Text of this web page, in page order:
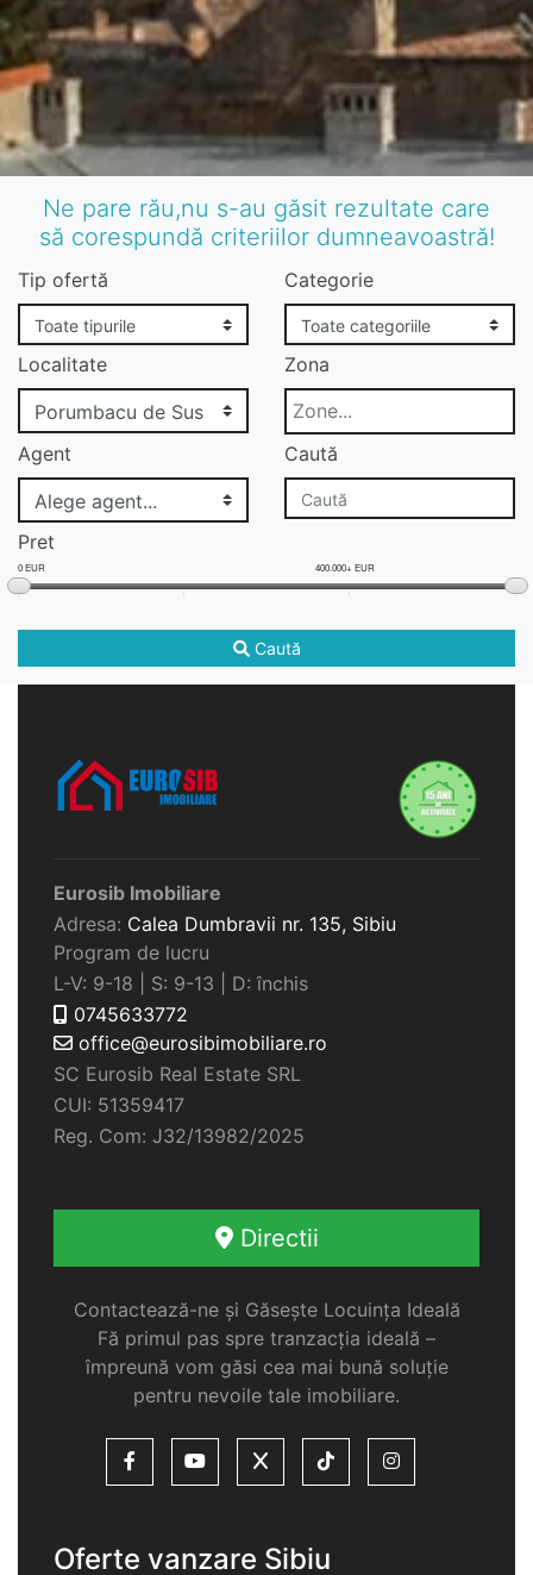
Ne pare rău,nu s-au găsit rezultate care
să corespundă criteriilor dumneavoastră!
Tip ofertă Categorie
Localitate Zona
Agent Caută
Pret
0 EUR 400.000+ EUR
Caută
Eurosib Imobiliare
Adresa: Calea Dumbravii nr. 135, Sibiu
Program de lucru
L-V: 9-18 | S: 9-13 | D: închis
0745633772
office@eurosibimobiliare.ro
SC Eurosib Real Estate SRL
CUI: 51359417
Reg. Com: J32/13982/2025
Directii
Contactează-ne și Găsește Locuința Ideală
Fă primul pas spre tranzacția ideală –
împreună vom găsi cea mai bună soluție
pentru nevoile tale imobiliare.
Oferte vanzare Sibiu